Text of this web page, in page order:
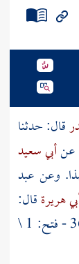
قال: حدثنا
عنأبي سعيد
وعن عبد
هريرةقال:
". [1250 - مسلم: 3634 - فتح: 1 \